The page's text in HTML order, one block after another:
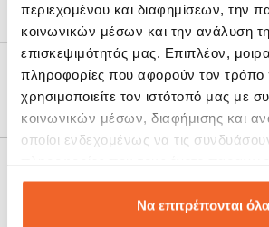
περιεχομένου και διαφημίσεων, την
κοινωνικών μέσων και την ανάλυση
επισκεψιμότητάς μας. Επιπλέον,
πληροφορίες που αφορούν τον τρόπο
χρησιμοποιείτε τον ιστότοπό μας με
κοινωνικών μέσων, διαφήμισης και
οποίοι ενδεχομένως να τις
έχουν συλλέξει σε σχέση με την από
των υπηρεσιών τους.Να επιτρέπονται όλα
Χαρακτηριστικά
Τρόποι Αποστολής
Πολιτική Επιστροφών
ΣΧΕΤΙΚΆ